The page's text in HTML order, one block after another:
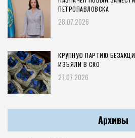
ПЕТРОПАВЛОВСКА
28.07.2026
КРУПНУЮ ПАРТИЮ
ИЗЪЯЛИ В СКО
27.07.2026
Архивы